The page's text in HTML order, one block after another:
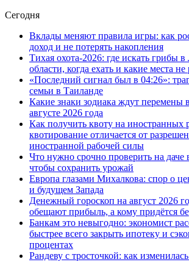
Сегодня
Вклады меняют правила игры: как
доход и не потерять накопления
Тихая охота-2026: где искать грибы
области, когда ехать и какие места
«Последний сигнал был в 04:26»:
семьи в Таиланде
Какие знаки зодиака ждут перемены
августе 2026 года
Как получить квоту на иностранных
квотирование отличается от
иностранной рабочей силы
Что нужно срочно проверить на даче
чтобы сохранить урожай
Европа глазами Михалкова: спор о
и будущем Запада
Денежный гороскоп на август 2026
обещают прибыль, а кому придётся
Банкам это невыгодно: экономист
быстрее всего закрыть ипотеку и
процентах
Рандеву с тросточкой: как